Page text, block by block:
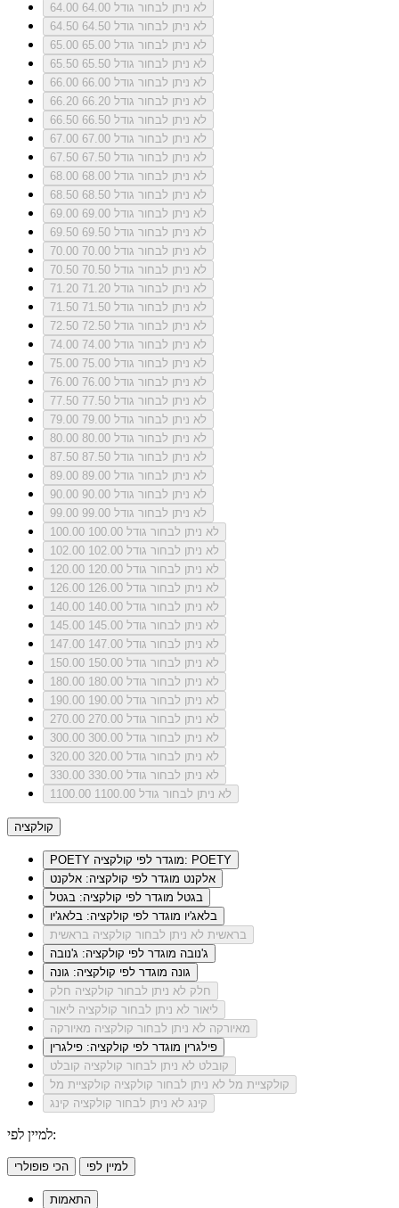
64.00
לא ניתן לבחור גודל 64.00
64.50
לא ניתן לבחור גודל 64.50
65.00
לא ניתן לבחור גודל 65.00
65.50
לא ניתן לבחור גודל 65.50
66.00
לא ניתן לבחור גודל 66.00
66.20
לא ניתן לבחור גודל 66.20
66.50
לא ניתן לבחור גודל 66.50
67.00
לא ניתן לבחור גודל 67.00
67.50
לא ניתן לבחור גודל 67.50
68.00
לא ניתן לבחור גודל 68.00
68.50
לא ניתן לבחור גודל 68.50
69.00
לא ניתן לבחור גודל 69.00
69.50
לא ניתן לבחור גודל 69.50
70.00
לא ניתן לבחור גודל 70.00
70.50
לא ניתן לבחור גודל 70.50
71.20
לא ניתן לבחור גודל 71.20
71.50
לא ניתן לבחור גודל 71.50
72.50
לא ניתן לבחור גודל 72.50
74.00
לא ניתן לבחור גודל 74.00
75.00
לא ניתן לבחור גודל 75.00
76.00
לא ניתן לבחור גודל 76.00
77.50
לא ניתן לבחור גודל 77.50
79.00
לא ניתן לבחור גודל 79.00
80.00
לא ניתן לבחור גודל 80.00
87.50
לא ניתן לבחור גודל 87.50
89.00
לא ניתן לבחור גודל 89.00
90.00
לא ניתן לבחור גודל 90.00
99.00
לא ניתן לבחור גודל 99.00
100.00
לא ניתן לבחור גודל 100.00
102.00
לא ניתן לבחור גודל 102.00
120.00
לא ניתן לבחור גודל 120.00
126.00
לא ניתן לבחור גודל 126.00
140.00
לא ניתן לבחור גודל 140.00
145.00
לא ניתן לבחור גודל 145.00
147.00
לא ניתן לבחור גודל 147.00
150.00
לא ניתן לבחור גודל 150.00
180.00
לא ניתן לבחור גודל 180.00
190.00
לא ניתן לבחור גודל 190.00
270.00
לא ניתן לבחור גודל 270.00
300.00
לא ניתן לבחור גודל 300.00
320.00
לא ניתן לבחור גודל 320.00
330.00
לא ניתן לבחור גודל 330.00
1100.00
לא ניתן לבחור גודל 1100.00
קולקציה
POETY
מוגדר לפי קולקציה: POETY
אלקנט מוגדר לפי קולקציה: אלקנט
בגטל מוגדר לפי קולקציה: בגטל
בלאג'יו מוגדר לפי קולקציה: בלאג'יו
בראשית לא ניתן לבחור קולקציה בראשית
ג'נובה מוגדר לפי קולקציה: ג'נובה
גונה מוגדר לפי קולקציה: גונה
חלק לא ניתן לבחור קולקציה חלק
ליאור לא ניתן לבחור קולקציה ליאור
מאיורקה לא ניתן לבחור קולקציה מאיורקה
פילגרין מוגדר לפי קולקציה: פילגרין
קובלט לא ניתן לבחור קולקציה קובלט
קולקציית מל לא ניתן לבחור קולקציה קולקציית מל
קינג לא ניתן לבחור קולקציה קינג
למיין לפי:
הכי פופולרי למיין לפי
התאמות